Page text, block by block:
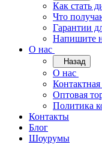
Как стать
Что
Гарантии
Напишите
О нас
Назад
О нас
Оптовая
Политика
Контакты
Блог
Шоурумы